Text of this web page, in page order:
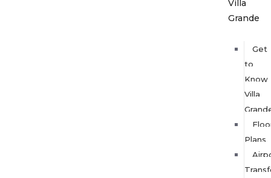
Villa
Grande
Get
to
Know
Villa
Plans